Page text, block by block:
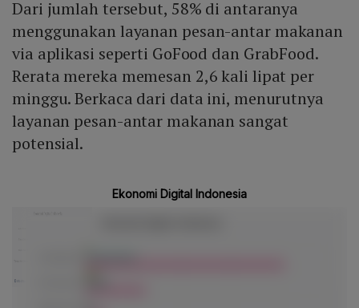
Dari jumlah tersebut, 58% di antaranya
menggunakan layanan pesan-antar makanan
via aplikasi seperti GoFood dan GrabFood.
Rerata mereka memesan 2,6 kali lipat per
minggu. Berkaca dari data ini, menurutnya
layanan pesan-antar makanan sangat
potensial.